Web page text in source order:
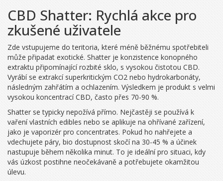
CBD Shatter: Rychlá akce pro
zkušené uživatele
Zde vstupujeme do teritoria, které méně běžnému spotřebiteli
může připadat exotické. Shatter je konzistence konopného
extraktu připomínající rozbité sklo, s vysokou čistotou CBD.
Vyrábí se extrakcí superkritickým CO2 nebo hydrokarbonáty,
následným zahřátím a ochlazením. Výsledkem je produkt s velmi
vysokou koncentrací CBD, často přes 70-90 %.
Shatter se typicky nepožívá přímo. Nejčastěji se používá k
vaření vlastních edibles nebo se aplikuje na ohřívané zařízení,
jako je vaporizér pro concentrates. Pokud ho nahřejete a
vdechujete páry, bio dostupnost skočí na 30-45 % a účinek
nastupuje během několika minut. To je ideální pro situaci, kdy
vás úzkost postihne neočekávaně a potřebujete okamžitou
úlevu.